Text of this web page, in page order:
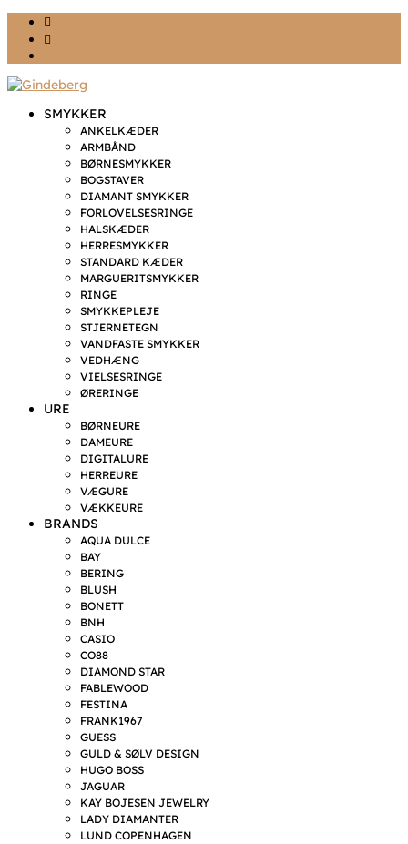
SMYKKER
ANKELKÆDER
ARMBÅND
BØRNESMYKKER
BOGSTAVER
DIAMANT SMYKKER
FORLOVELSESRINGE
HALSKÆDER
HERRESMYKKER
STANDARD KÆDER
MARGUERITSMYKKER
RINGE
SMYKKEPLEJE
STJERNETEGN
VANDFASTE SMYKKER
VEDHÆNG
VIELSESRINGE
ØRERINGE
URE
BØRNEURE
DAMEURE
DIGITALURE
HERREURE
VÆGURE
VÆKKEURE
BRANDS
AQUA DULCE
BAY
BERING
BLUSH
BONETT
BNH
CASIO
CO88
DIAMOND STAR
FABLEWOOD
FESTINA
FRANK1967
GUESS
GULD & SØLV DESIGN
HUGO BOSS
JAGUAR
KAY BOJESEN JEWELRY
LADY DIAMANTER
LUND COPENHAGEN